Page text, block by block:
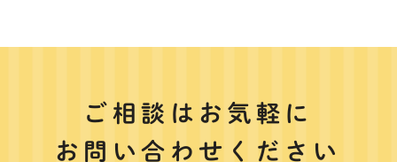
ご相談はお気軽に
お問い合わせください